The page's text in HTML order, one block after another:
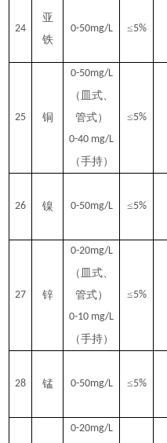
24
亚
铁
0-50mg/L ≤5%
25 铜
0-50mg/L
（皿式、
管式）
0-40 mg/L
（手持）
≤5%
26 镍 0-50mg/L ≤5%
27 锌
0-20mg/L
（皿式、
管式）
0-10 mg/L
（手持）
≤5%
28 锰 0-50mg/L ≤5%
0-20mg/L